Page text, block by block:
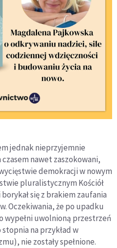
jednak nieprzyjemnie
nawet zaszokowani,
demokracji w nowym
pluralistycznym Kościół
się z brakiem zaufania
Oczekiwania, że po upadku
wypełni uwolnioną przestrzeń
na przykład w
nie zostały spełnione.